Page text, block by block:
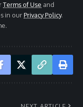
Terms of Use and
in ourPrivacy Policy.